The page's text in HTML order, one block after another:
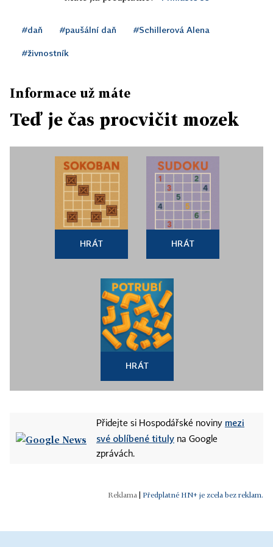
#daň #paušální daň #Schillerová Alena
#živnostník
Informace už máte
Teď je čas procvičit mozek
HRÁT HRÁT
HRÁT
Přidejte si Hospodářské noviny mezi
své oblíbené tituly na Google
zprávách.
Předplatné HN+ je zcela bez reklam.